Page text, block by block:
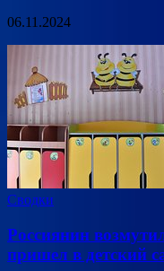
06.11.2024
Сводки
Россиянин
пришел в детский